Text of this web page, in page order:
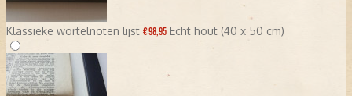
Klassieke wortelnoten lijst € 98,95 Echt hout (40 x 50 cm)